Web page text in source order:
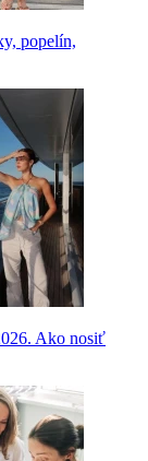
popelín,
Ako nosiť